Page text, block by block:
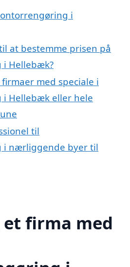
i
at bestemme prisen på
Hellebæk?
med speciale i
Hellebæk eller hele
til
i nærliggende byer til
et firma med